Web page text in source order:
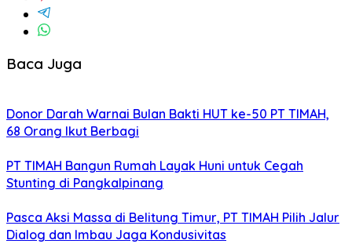
Baca Juga
Donor Darah Warnai Bulan Bakti HUT ke-50 PT TIMAH,
68 Orang Ikut Berbagi
PT TIMAH Bangun Rumah Layak Huni untuk Cegah
Stunting di Pangkalpinang
Pasca Aksi Massa di Belitung Timur, PT TIMAH Pilih Jalur
Dialog dan Imbau Jaga Kondusivitas